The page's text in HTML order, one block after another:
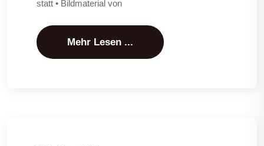
statt • Bildmaterial von
Mehr Lesen ...